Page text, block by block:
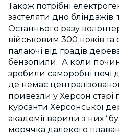
Також потрібні
застеляти дно бліндажів,
Останнього разу
військовим 300 ножів та
палаючі від градів
бензопили. А коли
зробили саморобні печі
де немає
привезли у Херсон старі
курсанти Херсонської
академії варили з них
морячка далекого